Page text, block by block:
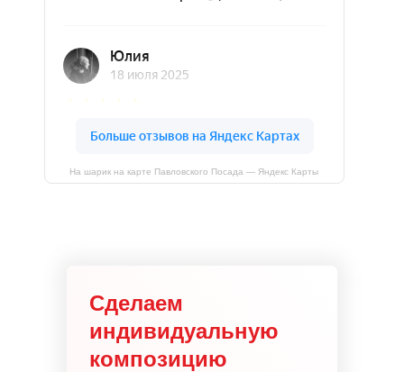
На шарик на карте Павловского Посада — Яндекс Карты
Сделаем
индивидуальную
композицию